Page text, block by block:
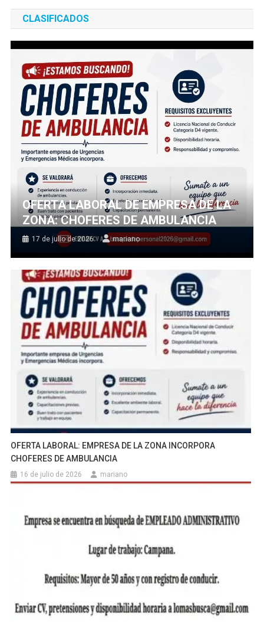
CLASIFICADOS
OFERTA LABORAL DE EMPRESA DE LA
ZONA: CHOFERES DE AMBULANCIA
17 de julio de 2026 mariano
OFERTA LABORAL: EMPRESA DE LA ZONA INCORPORA
CHOFERES DE AMBULANCIA
16 de julio de 2026 mariano